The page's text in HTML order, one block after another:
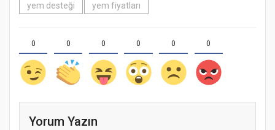
yem desteği yem fiyatları
0 0 0 0 0 0
Yorum Yazın